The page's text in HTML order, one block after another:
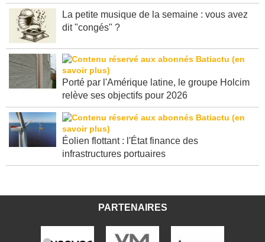
La petite musique de la semaine : vous avez
dit "congés" ?
Porté par l'Amérique latine, le groupe Holcim
relève ses objectifs pour 2026
Éolien flottant : l'État finance des
infrastructures portuaires
PARTENAIRES